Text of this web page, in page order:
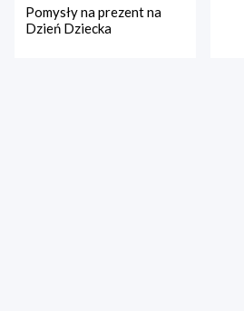
Pomysły na prezent na
Dzień Dziecka